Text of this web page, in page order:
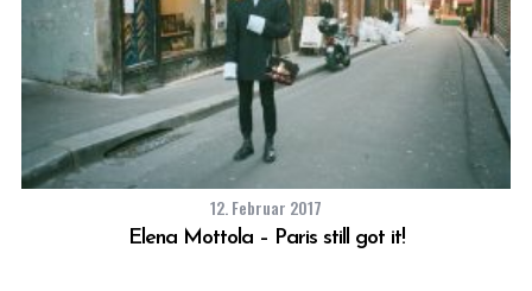
12. Februar 2017
Elena Mottola – Paris still got it!